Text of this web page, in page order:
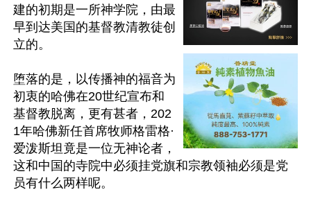
建的初期是一所神学院，由最
早到达美国的基督教清教徒创
立的。
堕落的是，以传播神的福音为
初衷的哈佛在20世纪宣布和
基督教脱离，更有甚者，202
1年哈佛新任首席牧师格雷格·
爱泼斯坦竟是一位无神论者，
这和中国的寺院中必须挂党旗和宗教领袖必须是党
员有什么两样呢。